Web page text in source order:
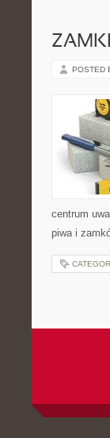
POSTED
centrum
piwa i